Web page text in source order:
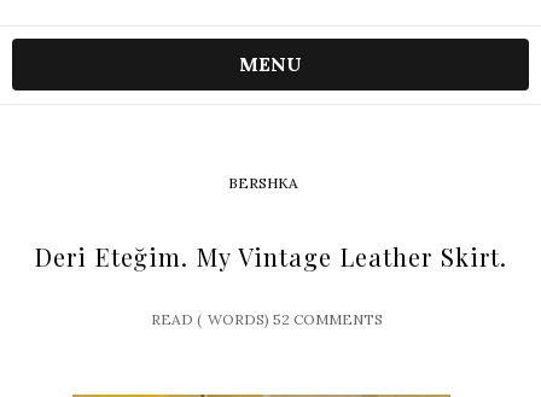
MENU
BERSHKA
Deri Eteğim. My Vintage Leather Skirt.
READ ( WORDS) 52 COMMENTS